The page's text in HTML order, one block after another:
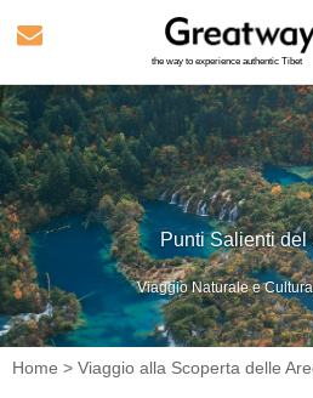
the way to experience authentic Tibet
Punti Salienti del
Viaggio Naturale e
Home > Viaggio alla Scoperta delle